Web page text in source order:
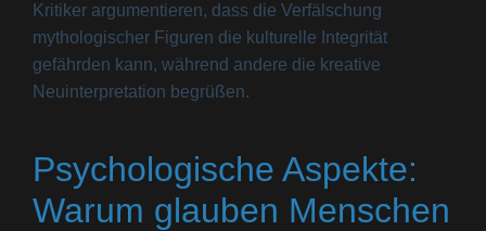
Kritiker argumentieren, dass die Verfälschung
mythologischer Figuren die kulturelle Integrität
gefährden kann, während andere die kreative
Neuinterpretation begrüßen.
Psychologische Aspekte:
Warum glauben Menschen